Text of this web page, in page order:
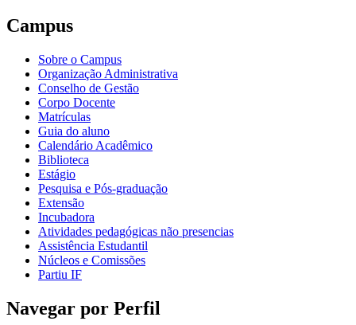
Campus
Sobre o Campus
Organização Administrativa
Conselho de Gestão
Corpo Docente
Matrículas
Guia do aluno
Calendário Acadêmico
Biblioteca
Estágio
Pesquisa e Pós-graduação
Extensão
Incubadora
Atividades pedagógicas não presencias
Assistência Estudantil
Núcleos e Comissões
Partiu IF
Navegar por Perfil